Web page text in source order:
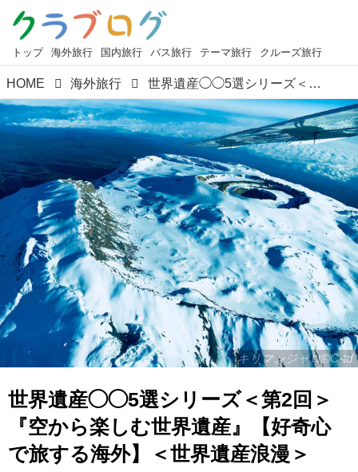
トップ 海外旅行 国内旅行 バス旅行 テーマ旅行 クルーズ旅行
HOME 海外旅行 世界遺産◯◯5選シリーズ＜第2回＞『空から楽しむ世界遺産』【好奇心で旅する海外】＜世界遺産浪漫＞
キリマンジャロ©C-td
世界遺産◯◯5選シリーズ＜第2回＞
『空から楽しむ世界遺産』【好奇心
で旅する海外】＜世界遺産浪漫＞